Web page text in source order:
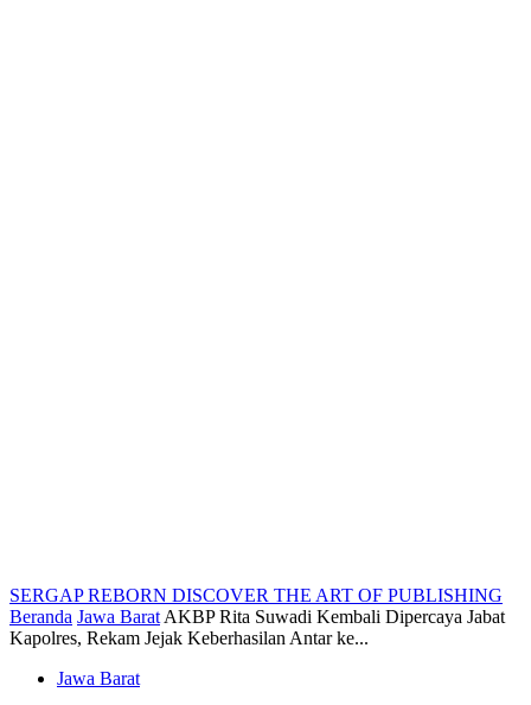
SERGAP REBORN DISCOVER THE ART OF PUBLISHING
Beranda Jawa Barat AKBP Rita Suwadi Kembali Dipercaya Jabat
Kapolres, Rekam Jejak Keberhasilan Antar ke...
Jawa Barat